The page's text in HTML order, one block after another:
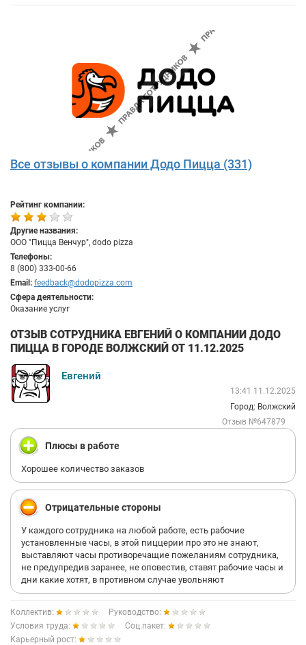
Все отзывы о компании Додо Пицца (331)
Рейтинг компании:
Другие названия:
ООО "Пицца Венчур", dodo pizza
Телефоны:
8 (800) 333-00-66
Email: feedback@dodopizza.com
Сфера деятельности:
Оказание услуг
ОТЗЫВ СОТРУДНИКА ЕВГЕНИЙ О КОМПАНИИ ДОДО
ПИЦЦА В ГОРОДЕ ВОЛЖСКИЙ ОТ 11.12.2025
Евгений
13:41 11.12.2025
Город: Волжский
Отзыв №647879
Плюсы в работе
Хорошее количество заказов
Отрицательные стороны
У каждого сотрудника на любой работе, есть рабочие
установленные часы, в этой пиццерии про это не знают,
выставляют часы противоречащие пожеланиям сотрудника,
не предупредив заранее, не оповестив, ставят рабочие часы и
дни какие хотят, в противном случае увольняют
Коллектив:
Руководство:
Условия труда:
Соц.пакет:
Карьерный рост: